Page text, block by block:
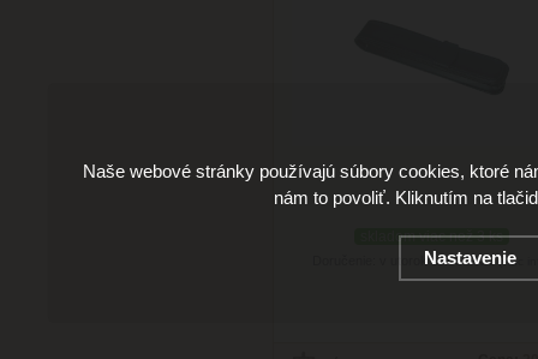
skladom viac než 3 ks
Doručenie: v utorok 11.08.2026(viac
Naše webové stránky používajú súbory cookies, ktoré
nám to povoliť. Kliknutím na
Nastavenie